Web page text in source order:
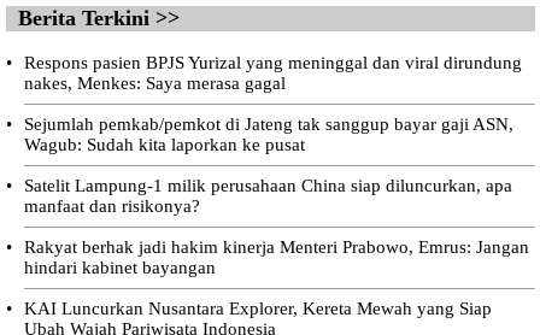
Berita Terkini >>
•
Respons pasien BPJS Yurizal yang meninggal dan viral dirundung
nakes, Menkes: Saya merasa gagal
•
Sejumlah pemkab/pemkot di Jateng tak sanggup bayar gaji ASN,
Wagub: Sudah kita laporkan ke pusat
•
Satelit Lampung-1 milik perusahaan China siap diluncurkan, apa
manfaat dan risikonya?
•
Rakyat berhak jadi hakim kinerja Menteri Prabowo, Emrus: Jangan
hindari kabinet bayangan
•
KAI Luncurkan Nusantara Explorer, Kereta Mewah yang Siap
Ubah Wajah Pariwisata Indonesia